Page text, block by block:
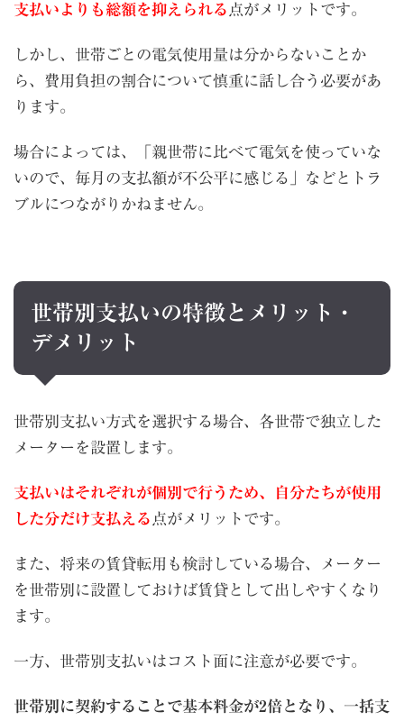
支払いよりも総額を抑えられる 点がメリットです。
しかし、世帯ごとの電気使用量は分からないことか
ら、費用負担の割合について慎重に話し合う必要があ
ります。
場合によっては、「親世帯に比べて電気を使っていな
いので、毎月の支払額が不公平に感じる」などとトラ
ブルにつながりかねません。
世帯別支払いの特徴とメリット・
デメリット
世帯別支払い方式を選択する場合、各世帯で独立した
メーターを設置します。
支払いはそれぞれが個別で行うため、自分たちが使用
した分だけ支払える 点がメリットです。
また、将来の賃貸転用も検討している場合、メーター
を世帯別に設置しておけば賃貸として出しやすくなり
ます。
一方、世帯別支払いはコスト面に注意が必要です。
世帯別に契約することで基本料金が2倍となり、一括支